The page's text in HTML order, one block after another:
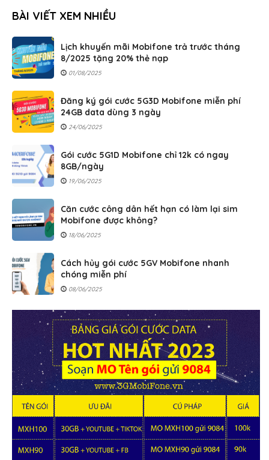
BÀI VIẾT XEM NHIỀU
Lịch khuyến mãi Mobifone trả trước tháng
8/2025 tặng 20% thẻ nạp
01/08/2025
Đăng ký gói cước 5G3D Mobifone miễn phí
24GB data dùng 3 ngày
24/06/2025
Gói cước 5G1D Mobifone chỉ 12k có ngay
8GB/ngày
19/06/2025
Căn cước công dân hết hạn có làm lại sim
Mobifone được không?
18/06/2025
Cách hủy gói cước 5GV Mobifone nhanh
chóng miễn phí
08/06/2025